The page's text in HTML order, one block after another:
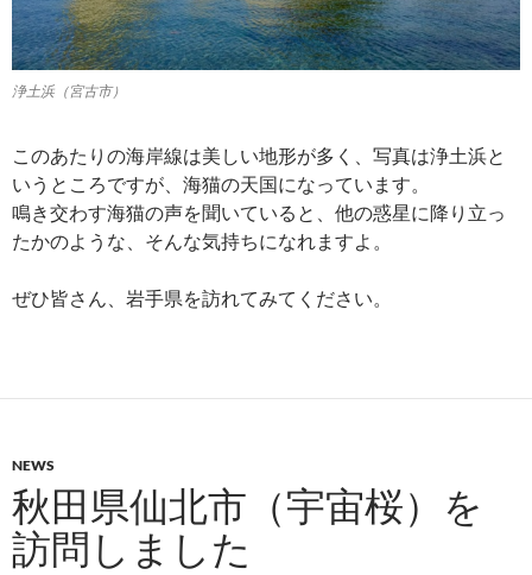
浄土浜（宮古市）
このあたりの海岸線は美しい地形が多く、写真は浄土浜と
いうところですが、海猫の天国になっています。
鳴き交わす海猫の声を聞いていると、他の惑星に降り立っ
たかのような、そんな気持ちになれますよ。
ぜひ皆さん、岩手県を訪れてみてください。
NEWS
秋田県仙北市（宇宙桜）を
訪問しました